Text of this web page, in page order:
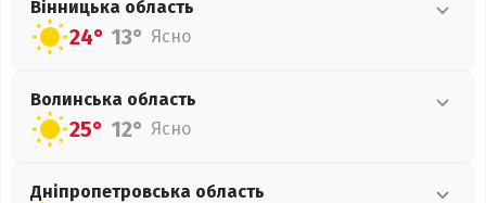
Вінницька область
24° 13° Ясно
Волинська область
25° 12° Ясно
Дніпропетровська область